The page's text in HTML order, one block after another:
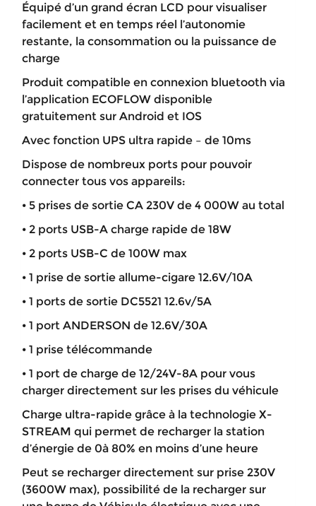
Équipé d’un grand écran LCD pour visualiser
facilement et en temps réel l’autonomie
restante, la consommation ou la puissance de
charge
Produit compatible en connexion bluetooth via
l’application ECOFLOW disponible
gratuitement sur Android et IOS
Avec fonction UPS ultra rapide – de 10ms
Dispose de nombreux ports pour pouvoir
connecter tous vos appareils:
⦁ 5 prises de sortie CA 230V de 4 000W au total
⦁ 2 ports USB-A charge rapide de 18W
⦁ 2 ports USB-C de 100W max
⦁ 1 prise de sortie allume-cigare 12.6V/10A
⦁ 1 ports de sortie DC5521 12.6v/5A
⦁ 1 port ANDERSON de 12.6V/30A
⦁ 1 prise télécommande
⦁ 1 port de charge de 12/24V-8A pour vous
charger directement sur les prises du véhicule
Charge ultra-rapide grâce à la technologie X-
STREAM qui permet de recharger la station
d’énergie de 0à 80% en moins d’une heure
Peut se recharger directement sur prise 230V
(3600W max), possibilité de la recharger sur